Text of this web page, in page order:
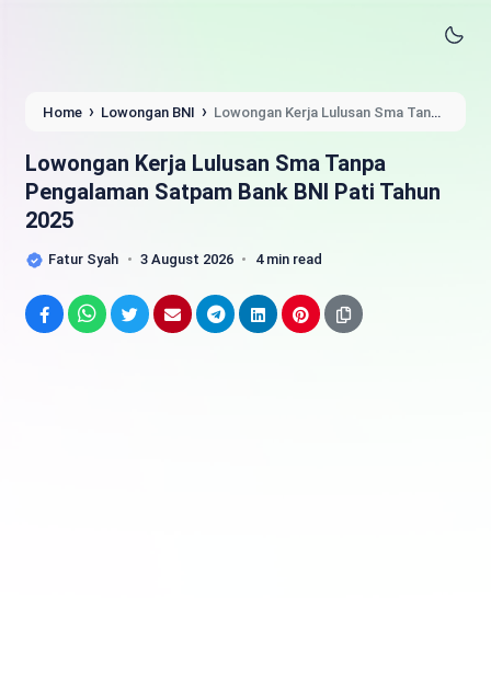
Home › Lowongan BNI › Lowongan Kerja Lulusan Sma Tanpa
Lowongan Kerja Lulusan Sma Tanpa
Pengalaman Satpam Bank BNI Pati Tahun
2025
Fatur Syah 3 August 2026 4 min read